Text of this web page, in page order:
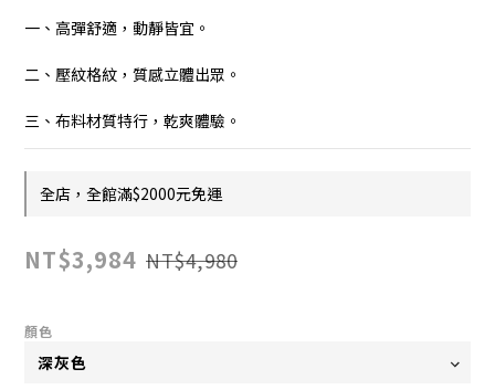
一、高彈舒適，動靜皆宜。
二、壓紋格紋，質感立體出眾。
三、布料材質特行，乾爽體驗。
全店，全館滿$2000元免運
NT$3,984 NT$4,980
顏色